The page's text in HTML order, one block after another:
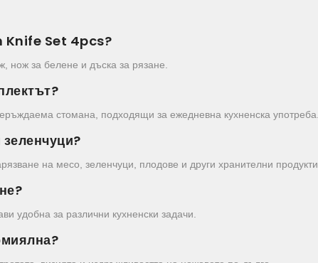
Knife Set 4pcs?
нож за белене и дъска за рязане.
стомана, подходящи за ежедневна кухненска
на месо, зеленчуци, плодове и други хранителни
удобна за различни кухненски задачи.